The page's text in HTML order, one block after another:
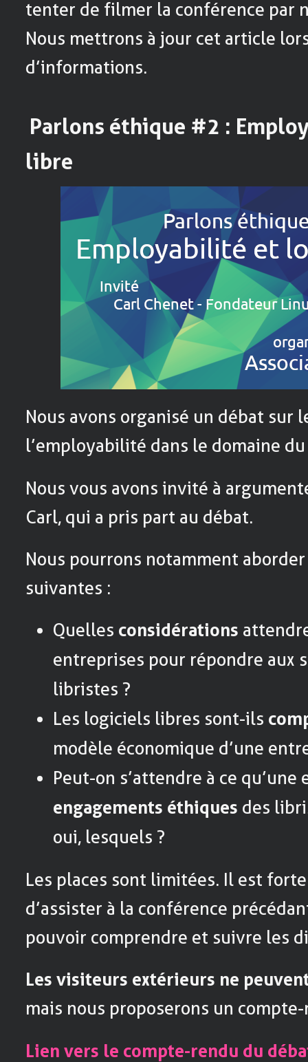
tenter de filmer la conférence par
Nous mettrons à jour cet article
d’informations.
Parlons éthique #2 :
libre
Nous avons organisé un débat sur
l’employabilité dans le domaine
Nous vous avons invité à
Carl, qui a pris part au débat.
Nous pourrons notamment
suivantes :
Quelles considérations
entreprises pour répondre aux
libristes ?
Les logiciels libres sont-ils
modèle économique d’une
Peut-on s’attendre à ce
engagements éthiques des
oui, lesquels ?
Les places sont limitées. Il est
d’assister à la conférence
pouvoir comprendre et suivre les
Les visiteurs extérieurs ne
mais nous proposerons un
Lien vers le compte-rendu du